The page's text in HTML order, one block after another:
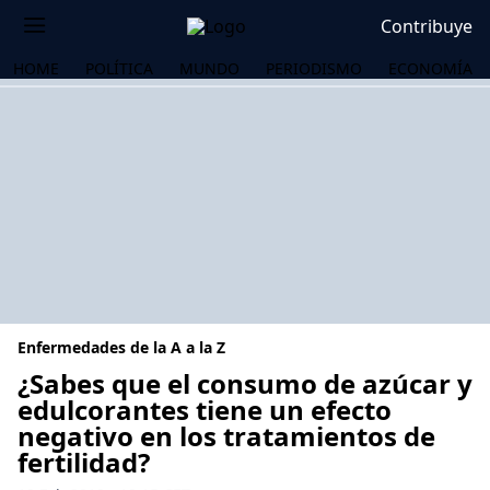
Contribuye
HOME POLÍTICA MUNDO PERIODISMO ECONOMÍA
Enfermedades de la A a la Z
¿Sabes que el consumo de azúcar y
edulcorantes tiene un efecto
negativo en los tratamientos de
fertilidad?